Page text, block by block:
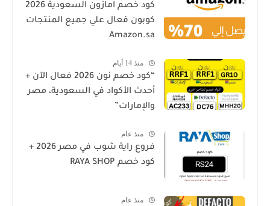
كود خصم امازون السعودية 2026
كوبون فعال علي جميع المنتجات
Amazon.sa
منذ 14 أيام
“كود خصم نون 2026 فعال الآن +
أحدث الأكواد في السعودية، مصر
والإمارات”
منذ عام
فروع راية شوب في مصر 2026 +
كود خصم RAYA SHOP
منذ عام